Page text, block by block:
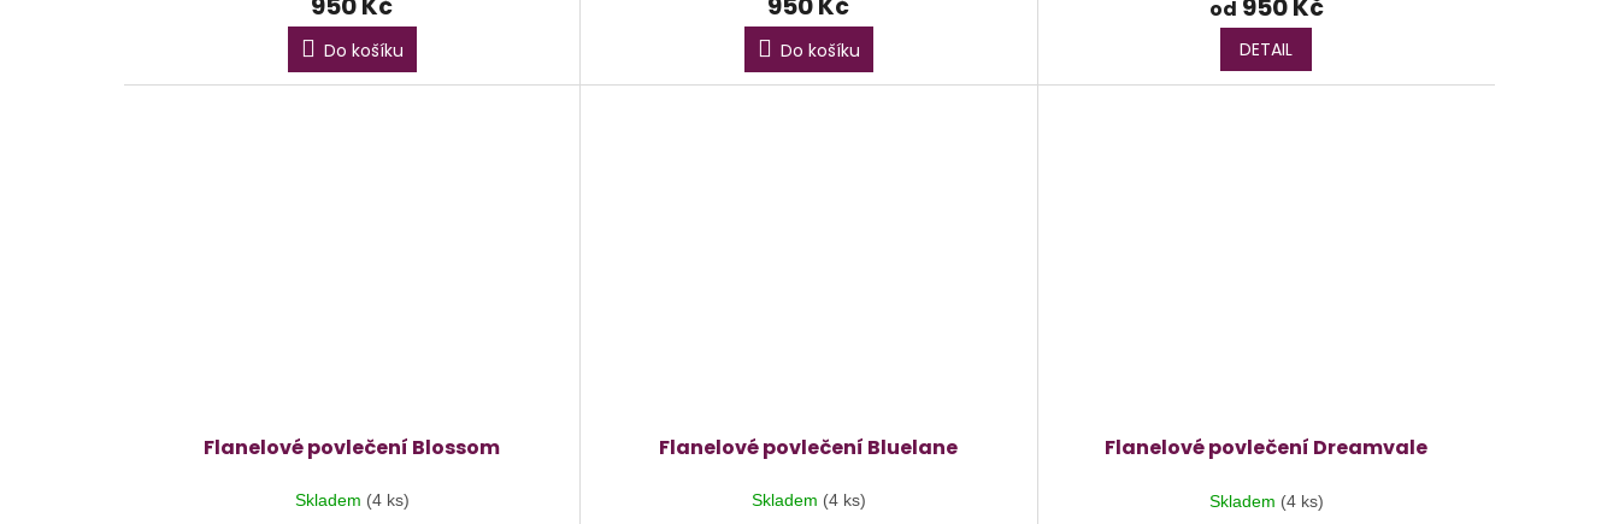
Do košíku Do košíku
od 950 Kč
DETAIL
Flanelové povlečení Blossom
Skladem (4 ks)
Flanelové povlečení Bluelane
Skladem (4 ks)
Flanelové povlečení Dreamvale
Skladem (4 ks)